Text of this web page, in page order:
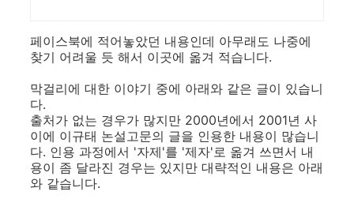
페이스북에 적어놓았던 내용인데 아무래도 나중에
찾기 어려울 듯 해서 이곳에 옮겨 적습니다.
막걸리에 대한 이야기 중에 아래와 같은 글이 있습니
다.
출처가 없는 경우가 많지만 2000년에서 2001년 사
이에 이규태 논설고문의 글을 인용한 내용이 많습니
다. 인용 과정에서 '자제'를 '제자'로 옮겨 쓰면서 내
용이 좀 달라진 경우는 있지만 대략적인 내용은 아래
와 같습니다.